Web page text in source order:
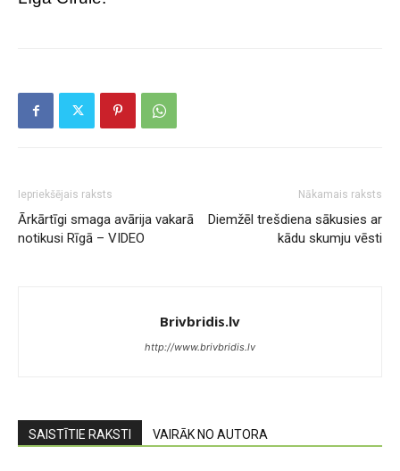
Iepriekšējais raksts
Ārkārtīgi smaga avārija vakarā
notikusi Rīgā – VIDEO
Nākamais raksts
Diemžēl trešdiena sākusies ar
kādu skumju vēsti
Brivbridis.lv
http://www.brivbridis.lv
SAISTĪTIE RAKSTI VAIRĀK NO AUTORA